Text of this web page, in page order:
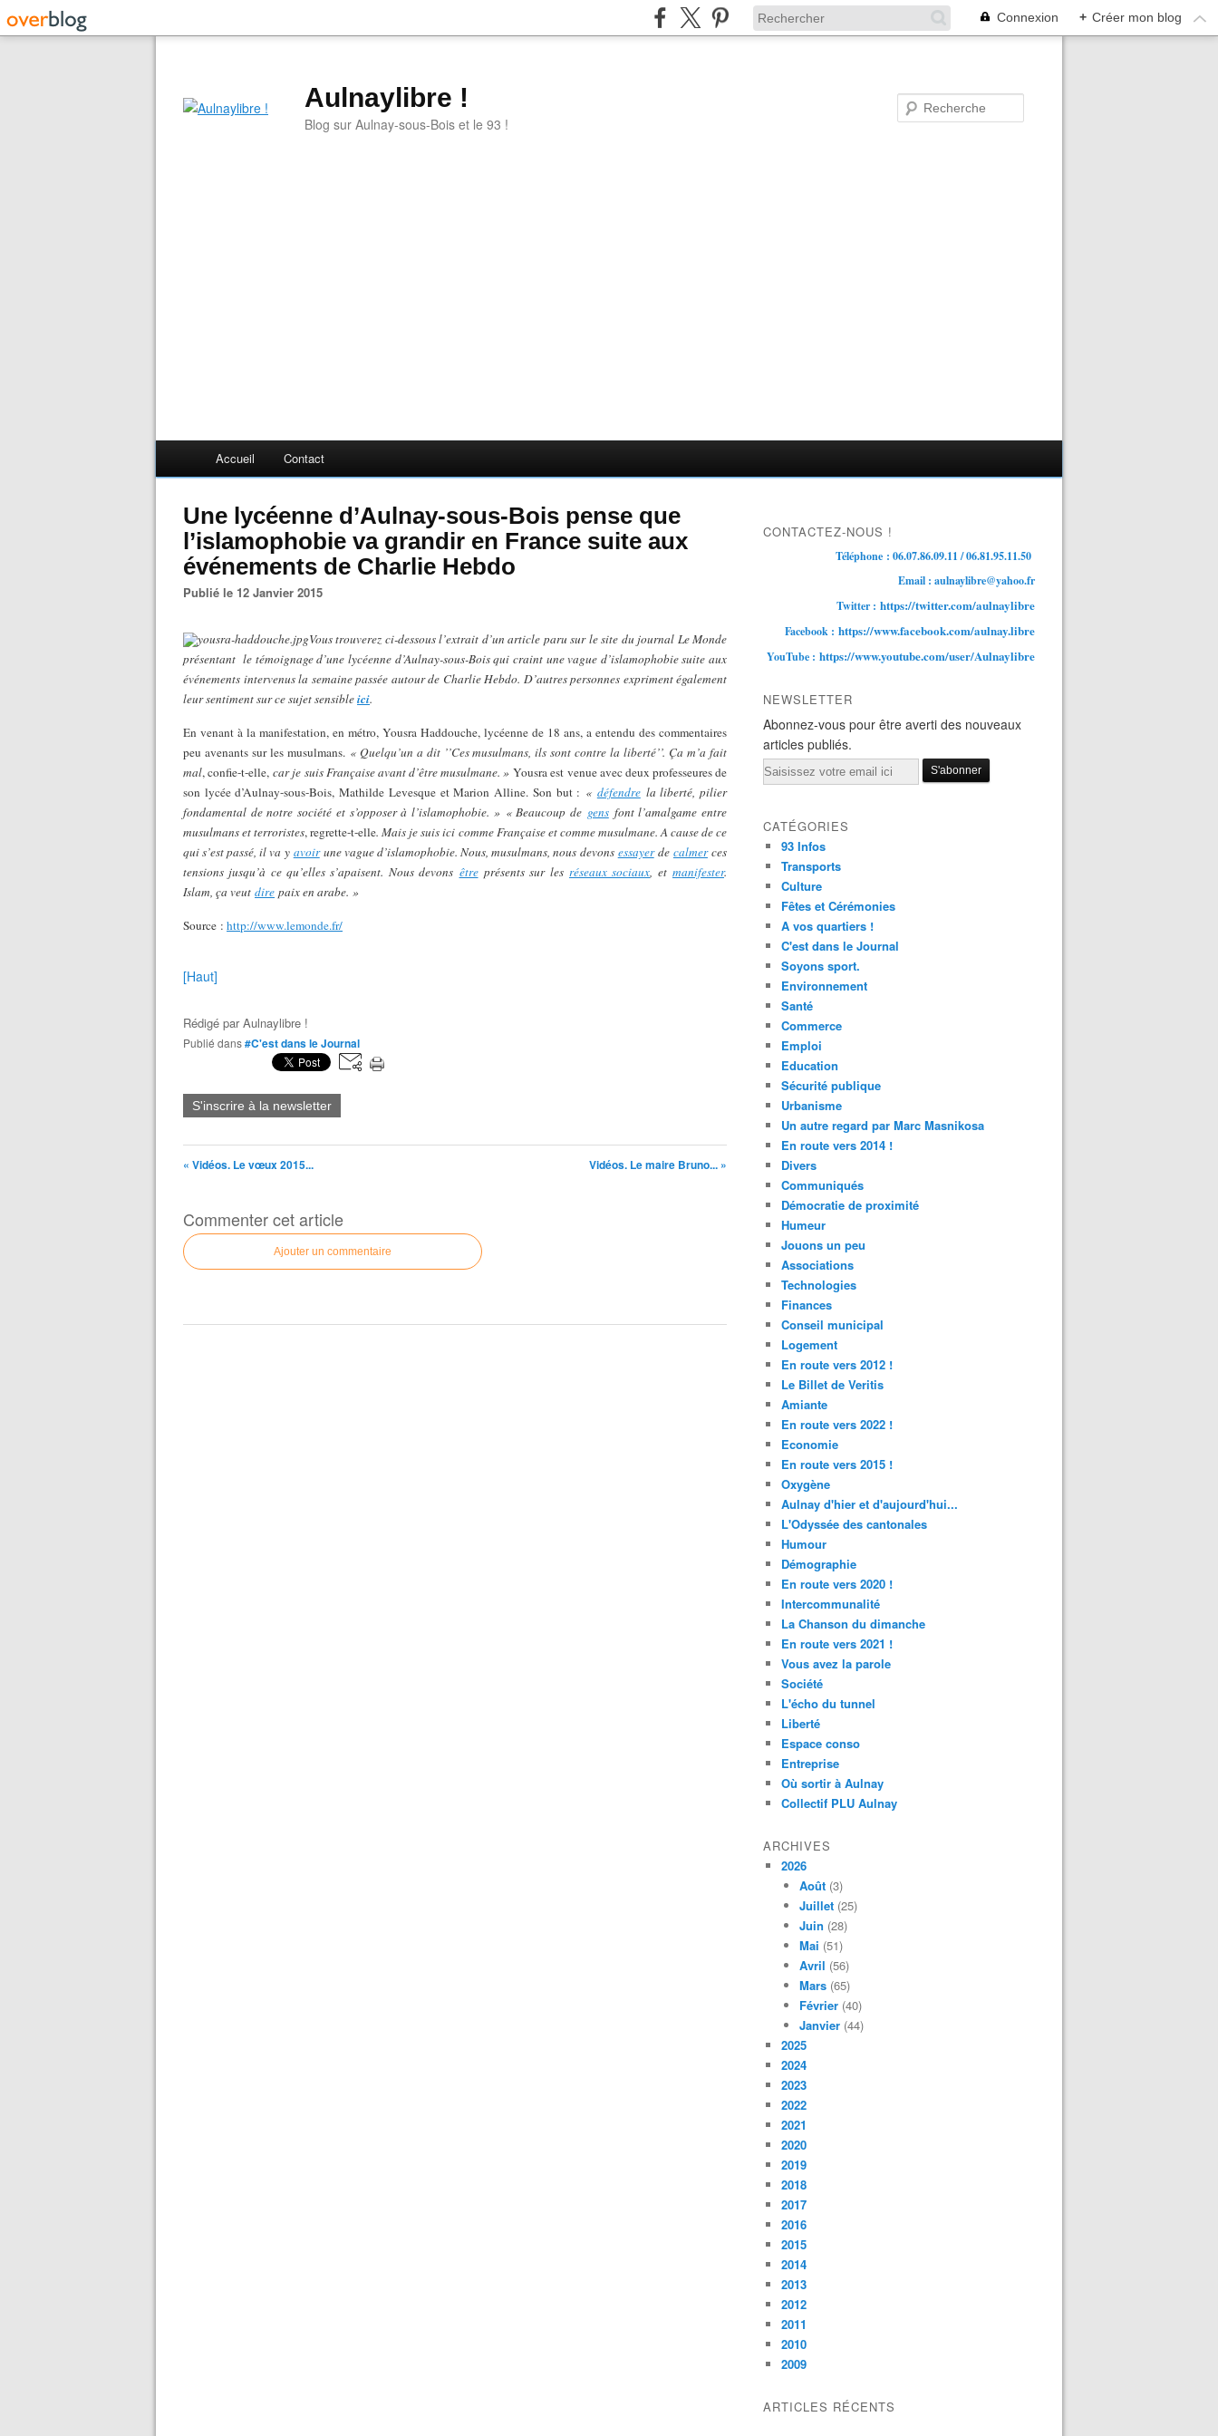
Connexion + Créer mon blog
Aulnaylibre !
Blog sur Aulnay-sous-Bois et le 93 !
Accueil Contact
Une lycéenne d’Aulnay-sous-Bois pense que
l’islamophobie va grandir en France suite aux
événements de Charlie Hebdo
Publié le 12 Janvier 2015
Vous trouverez ci-dessous l’extrait d’un article paru sur le site du journal Le Monde
présentant le témoignage d’une lycéenne d’Aulnay-sous-Bois qui craint une vague d’islamophobie suite aux
événements intervenus la semaine passée autour de Charlie Hebdo. D’autres personnes expriment également
leur sentiment sur ce sujet sensibleici.
En venant à la manifestation, en métro, Yousra Haddouche, lycéenne de 18 ans, a entendu des commentaires
peu avenants sur les musulmans. « Quelqu’un a dit ’’Ces musulmans, ils sont contre la liberté’’. Ça m’a fait
mal, confie-t-elle, car je suis Française avant d’être musulmane. » Yousra est venue avec deux professeures de
son lycée d’Aulnay-sous-Bois, Mathilde Levesque et Marion Alline. Son but : « défendre la liberté, pilier
fondamental de notre société et s’opposer à l’islamophobie. » « Beaucoup de gens font l’amalgame entre
musulmans et terroristes, regrette-t-elle. Mais je suis ici comme Française et comme musulmane. A cause de ce
qui s’est passé, il va y avoir une vague d’islamophobie. Nous, musulmans, nous devons essayer de calmer ces
tensions jusqu’à ce qu’elles s’apaisent. Nous devons être présents sur les réseaux sociaux, et manifester.
Islam, ça veut dire paix en arabe. »
Source : http://www.lemonde.fr/
[Haut]
Rédigé parAulnaylibre !
Publié dans#C'est dans le Journal
S'inscrire à la newsletter
« Vidéos. Le vœux 2015... Vidéos. Le maire Bruno... »
Commenter cet article
Ajouter un commentaire
CONTACTEZ-NOUS !
Téléphone : 06.07.86.09.11 / 06.81.95.11.50
Email : aulnaylibre@yahoo.fr
Twitter : https://twitter.com/aulnaylibre
Facebook : https://www.facebook.com/aulnay.libre
YouTube : https://www.youtube.com/user/Aulnaylibre
NEWSLETTER
Abonnez-vous pour être averti des nouveaux
articles publiés.
Email
CATÉGORIES
93 Infos
Transports
Culture
Fêtes et Cérémonies
A vos quartiers !
C'est dans le Journal
Soyons sport.
Environnement
Santé
Commerce
Emploi
Education
Sécurité publique
Urbanisme
Un autre regard par Marc Masnikosa
En route vers 2014 !
Divers
Communiqués
Démocratie de proximité
Humeur
Jouons un peu
Associations
Technologies
Finances
Conseil municipal
Logement
En route vers 2012 !
Le Billet de Veritis
Amiante
En route vers 2022 !
Economie
En route vers 2015 !
Oxygène
Aulnay d'hier et d'aujourd'hui...
L'Odyssée des cantonales
Humour
Démographie
En route vers 2020 !
Intercommunalité
La Chanson du dimanche
En route vers 2021 !
Vous avez la parole
Société
L'écho du tunnel
Liberté
Espace conso
Entreprise
Où sortir à Aulnay
Collectif PLU Aulnay
ARCHIVES
2026
Août (3)
Juillet (25)
Juin (28)
Mai (51)
Avril (56)
Mars (65)
Février (40)
Janvier (44)
2025
2024
2023
2022
2021
2020
2019
2018
2017
2016
2015
2014
2013
2012
2011
2010
2009
ARTICLES RÉCENTS